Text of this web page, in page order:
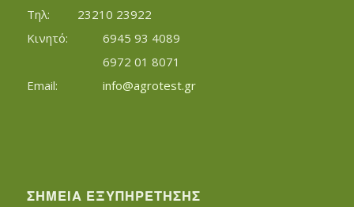
Τηλ:		23210 23922
Κινητό:		6945 93 4089
			6972 01 8071
info@agrotest.gr
ΣΗΜΕΊΑ ΕΞΥΠΗΡΈΤΗΣΗΣ